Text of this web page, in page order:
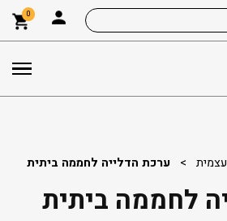
0
> ערכת הדלייה לחממה ביתית
לחממה ביתית